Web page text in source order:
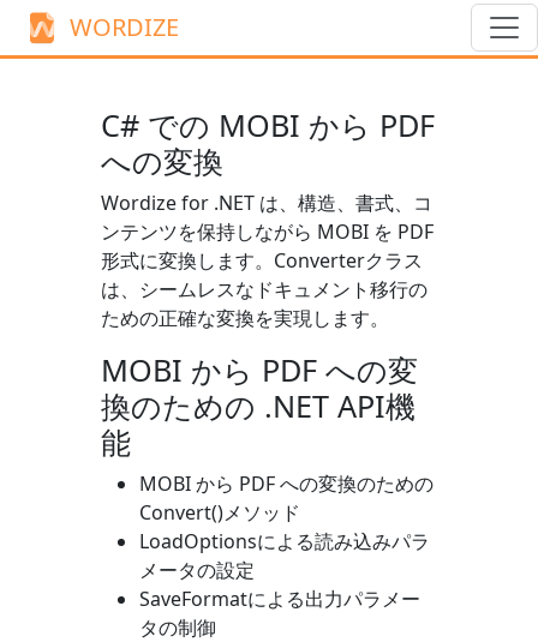
WORDIZE
C# での MOBI から PDF
への変換
Wordize for .NET は、構造、書式、コ
ンテンツを保持しながら MOBI を PDF
形式に変換します。 Converterクラス
は、シームレスなドキュメント移行の
ための正確な変換を実現します。
MOBI から PDF への変
換のための .NET API機
能
MOBI から PDF への変換のための
Convert()メソッド
LoadOptionsによる読み込みパラ
メータの設定
SaveFormatによる出力パラメー
タの制御